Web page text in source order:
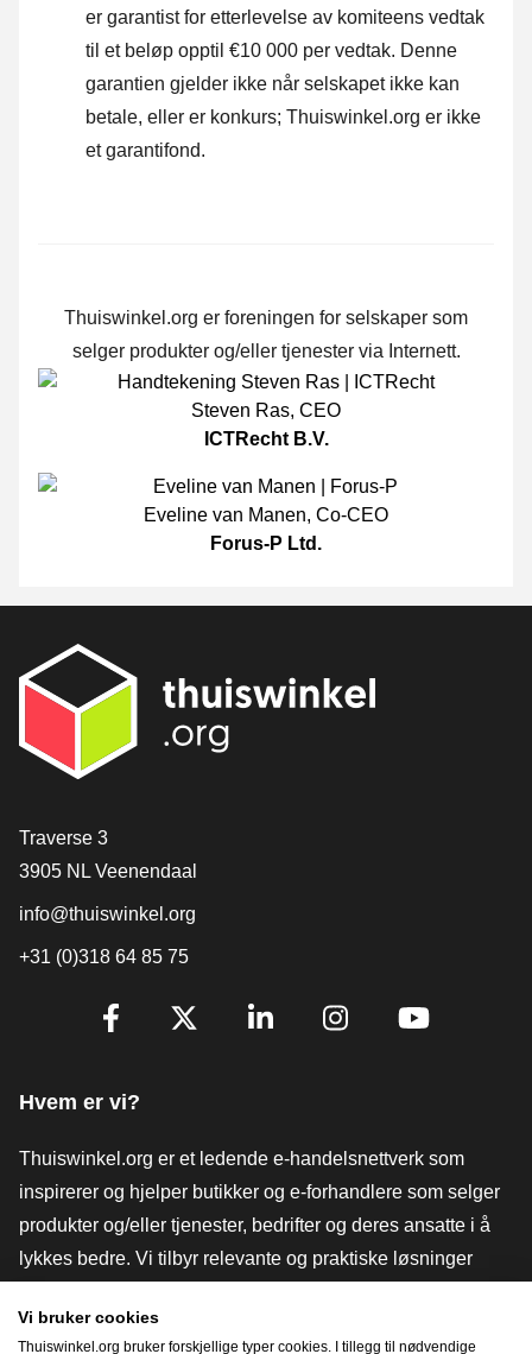
er garantist for etterlevelse av komiteens vedtak
til et beløp opptil €10 000 per vedtak. Denne
garantien gjelder ikke når selskapet ikke kan
betale, eller er konkurs; Thuiswinkel.org er ikke
et garantifond.
Thuiswinkel.org er foreningen for selskaper som
selger produkter og/eller tjenester via Internett.
Steven Ras, CEO
ICTRecht B.V.
Eveline van Manen, Co-CEO
Forus-P Ltd.
[_General:Contact]
Traverse 3
3905 NL Veenendaal
info@thuiswinkel.org
+31 (0)318 64 85 75
[_General:SocialMediaTitle]
Hvem er vi?
Thuiswinkel.org er et ledende e-handelsnettverk som
inspirerer og hjelper butikker og e-forhandlere som selger
produkter og/eller tjenester, bedrifter og deres ansatte i å
lykkes bedre. Vi tilbyr relevante og praktiske løsninger
verktøy og råd, advokatvirksomhet, markedsundersøkelser,
Vi bruker cookies
Thuiswinkel.org bruker forskjellige typer cookies. I tillegg til nødvendige